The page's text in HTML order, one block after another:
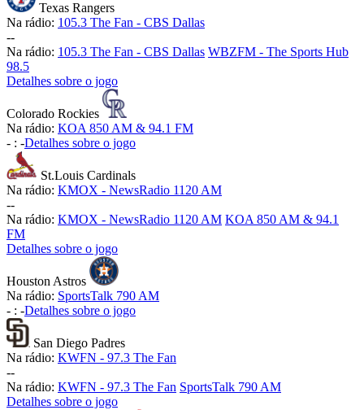
Texas Rangers
Na rádio: 105.3 The Fan - CBS Dallas
--
Na rádio: 105.3 The Fan - CBS Dallas WBZFM - The Sports Hub
98.5
Detalhes sobre o jogo
Colorado Rockies
Na rádio: KOA 850 AM & 94.1 FM
- : -Detalhes sobre o jogo
St.Louis Cardinals
Na rádio: KMOX - NewsRadio 1120 AM
--
Na rádio: KMOX - NewsRadio 1120 AM KOA 850 AM & 94.1
FM
Detalhes sobre o jogo
Houston Astros
Na rádio: SportsTalk 790 AM
- : -Detalhes sobre o jogo
San Diego Padres
Na rádio: KWFN - 97.3 The Fan
--
Na rádio: KWFN - 97.3 The Fan SportsTalk 790 AM
Detalhes sobre o jogo